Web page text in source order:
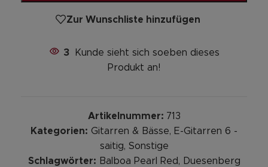
Zur Wunschliste hinzufügen
3
Kunde sieht sich soeben dieses
Produkt an!
Artikelnummer: 713
Kategorien: Gitarren & Bässe, E-Gitarren 6 -
saitig, Sonstige
Schlagwörter: Balboa Pearl Red, Duesenberg